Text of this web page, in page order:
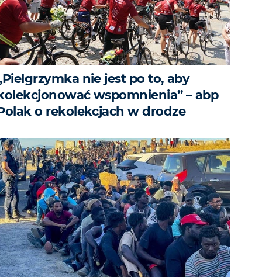
nie jest po to, aby
wspomnienia” – abp
o rekolekcjach w drodze